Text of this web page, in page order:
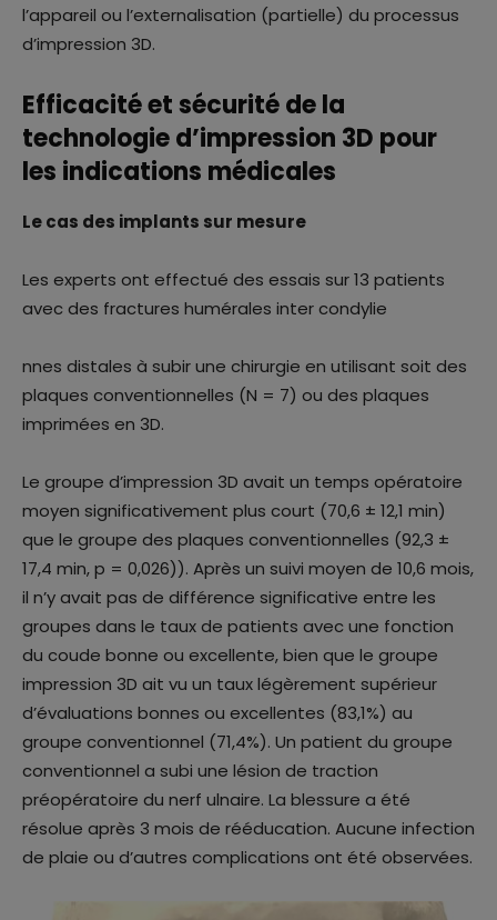
l’appareil ou l’externalisation (partielle) du processus
d’impression 3D.
Efficacité et sécurité de la
technologie d’impression 3D pour
les indications médicales
Le cas des implants sur mesure
Les experts ont effectué des essais sur 13 patients
avec des fractures humérales inter condylie
nnes distales à subir une chirurgie en utilisant soit des
plaques conventionnelles (N = 7) ou des plaques
imprimées en 3D.
Le groupe d’impression 3D avait un temps opératoire
moyen significativement plus court (70,6 ± 12,1 min)
que le groupe des plaques conventionnelles (92,3 ±
17,4 min, p = 0,026)). Après un suivi moyen de 10,6 mois,
il n’y avait pas de différence significative entre les
groupes dans le taux de patients avec une fonction
du coude bonne ou excellente, bien que le groupe
impression 3D ait vu un taux légèrement supérieur
d’évaluations bonnes ou excellentes (83,1%) au
groupe conventionnel (71,4%). Un patient du groupe
conventionnel a subi une lésion de traction
préopératoire du nerf ulnaire. La blessure a été
résolue après 3 mois de rééducation. Aucune infection
de plaie ou d’autres complications ont été observées.